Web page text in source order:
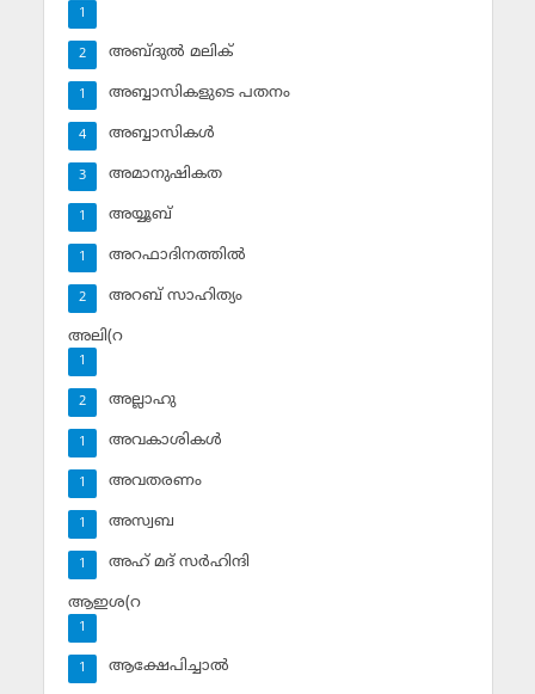
1
അബ്ദുല്‍ മലിക്‌
2
അബ്ബാസികളുടെ പതനം
1
അബ്ബാസികള്‍
4
അമാനുഷികത
3
അയ്യൂബ്‌
1
അറഫാദിനത്തില്‍
1
അറബ് സാഹിത്യം
2
അലി(റ
1
അല്ലാഹു
2
അവകാശികള്‍
1
അവതരണം
1
അസ്വബ
1
അഹ് മദ് സര്‍ഹിന്ദി
1
ആഇശ(റ
1
ആക്ഷേപിച്ചാല്‍
1